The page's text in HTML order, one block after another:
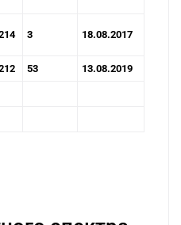
3 18.08.2017
53 13.08.2019